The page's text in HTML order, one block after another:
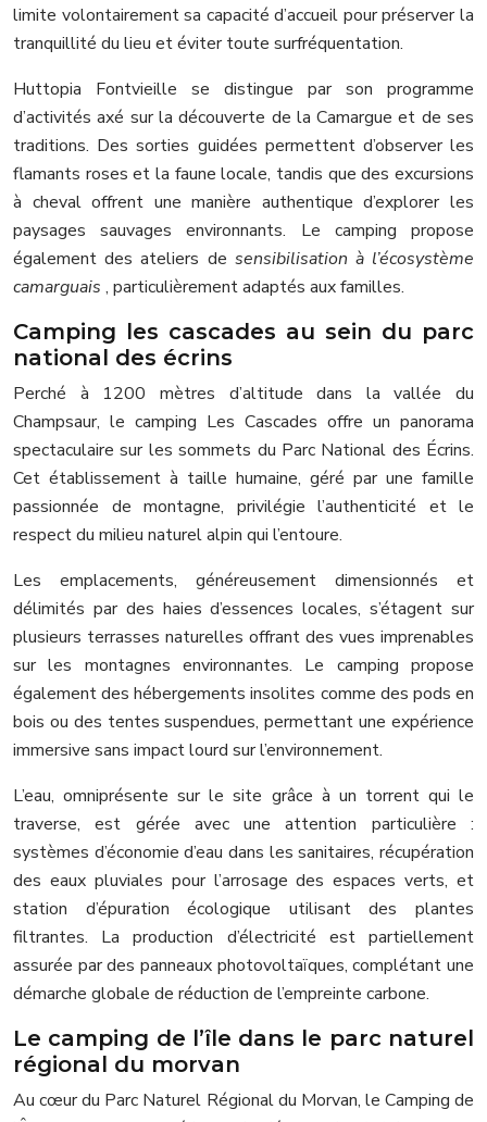
limite volontairement sa capacité d’accueil pour préserver la
tranquillité du lieu et éviter toute surfréquentation.
Huttopia Fontvieille se distingue par son programme
d’activités axé sur la découverte de la Camargue et de ses
traditions. Des sorties guidées permettent d’observer les
flamants roses et la faune locale, tandis que des excursions
à cheval offrent une manière authentique d’explorer les
paysages sauvages environnants. Le camping propose
également des ateliers de sensibilisation à l’écosystème
camarguais , particulièrement adaptés aux familles.
Camping les cascades au sein du parc
national des écrins
Perché à 1200 mètres d’altitude dans la vallée du
Champsaur, le camping Les Cascades offre un panorama
spectaculaire sur les sommets du Parc National des Écrins.
Cet établissement à taille humaine, géré par une famille
passionnée de montagne, privilégie l’authenticité et le
respect du milieu naturel alpin qui l’entoure.
Les emplacements, généreusement dimensionnés et
délimités par des haies d’essences locales, s’étagent sur
plusieurs terrasses naturelles offrant des vues imprenables
sur les montagnes environnantes. Le camping propose
également des hébergements insolites comme des pods en
bois ou des tentes suspendues, permettant une expérience
immersive sans impact lourd sur l’environnement.
L’eau, omniprésente sur le site grâce à un torrent qui le
traverse, est gérée avec une attention particulière :
systèmes d’économie d’eau dans les sanitaires, récupération
des eaux pluviales pour l’arrosage des espaces verts, et
station d’épuration écologique utilisant des plantes
filtrantes. La production d’électricité est partiellement
assurée par des panneaux photovoltaïques, complétant une
démarche globale de réduction de l’empreinte carbone.
Le camping de l’île dans le parc naturel
régional du morvan
Au cœur du Parc Naturel Régional du Morvan, le Camping de